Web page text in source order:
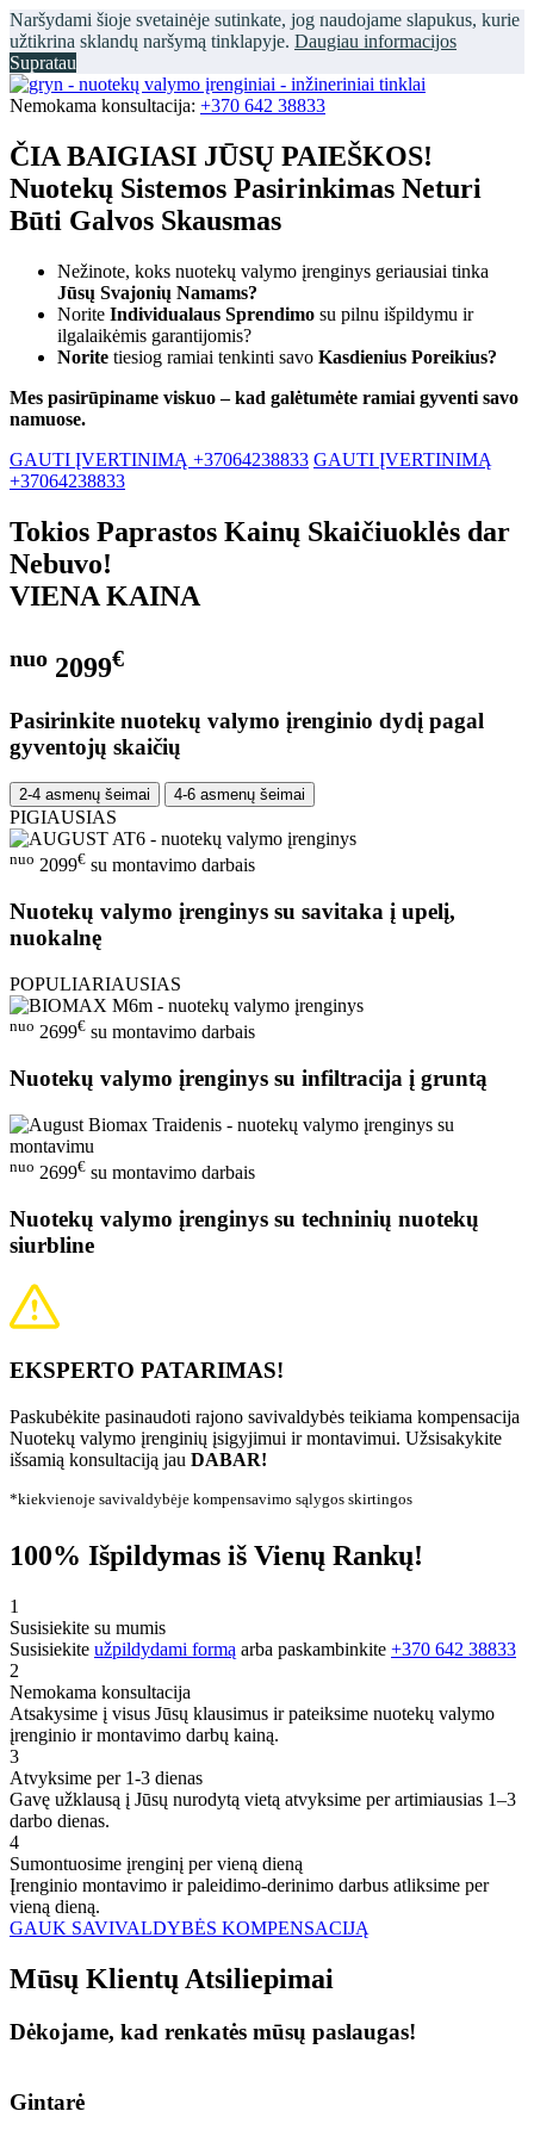
Naršydami šioje svetainėje sutinkate, jog naudojame slapukus, kurie
užtikrina sklandų naršymą tinklapyje. Daugiau informacijos
Supratau
Nemokama konsultacija: +370 642 38833
ČIA BAIGIASI JŪSŲ PAIEŠKOS!
Nuotekų Sistemos Pasirinkimas Neturi
Būti Galvos Skausmas
Nežinote, koks nuotekų valymo įrenginys geriausiai tinka
Jūsų Svajonių Namams?
Norite Individualaus Sprendimo su pilnu išpildymu ir
ilgalaikėmis garantijomis?
Norite tiesiog ramiai tenkinti savo Kasdienius Poreikius?
Mes pasirūpiname viskuo – kad galėtumėte ramiai gyventi savo
namuose.
GAUTI ĮVERTINIMĄ +37064238833 GAUTI ĮVERTINIMĄ
+37064238833
Tokios Paprastos Kainų Skaičiuoklės dar
Nebuvo!
VIENA KAINA
nuo 2099€
Pasirinkite nuotekų valymo įrenginio dydį pagal
gyventojų skaičių
2-4 asmenų šeimai 4-6 asmenų šeimai
PIGIAUSIAS
nuo 2099€ su montavimo darbais
Nuotekų valymo įrenginys su savitaka į upelį,
nuokalnę
POPULIARIAUSIAS
nuo 2699€ su montavimo darbais
Nuotekų valymo įrenginys su infiltracija į gruntą
nuo 2699€ su montavimo darbais
Nuotekų valymo įrenginys su techninių nuotekų
siurbline
EKSPERTO PATARIMAS!
Paskubėkite pasinaudoti rajono savivaldybės teikiama kompensacija
Nuotekų valymo įrenginių įsigyjimui ir montavimui. Užsisakykite
išsamią konsultaciją jau DABAR!
*kiekvienoje savivaldybėje kompensavimo sąlygos skirtingos
100% Išpildymas iš Vienų Rankų!
1
Susisiekite su mumis
Susisiekite užpildydami formą arba paskambinkite +370 642 38833
2
Nemokama konsultacija
Atsakysime į visus Jūsų klausimus ir pateiksime nuotekų valymo
įrenginio ir montavimo darbų kainą.
3
Atvyksime per 1-3 dienas
Gavę užklausą į Jūsų nurodytą vietą atvyksime per artimiausias 1–3
darbo dienas.
4
Sumontuosime įrenginį per vieną dieną
Įrenginio montavimo ir paleidimo-derinimo darbus atliksime per
vieną dieną.
GAUK SAVIVALDYBĖS KOMPENSACIJĄ
Mūsų Klientų Atsiliepimai
Dėkojame, kad renkatės mūsų paslaugas!
Gintarė